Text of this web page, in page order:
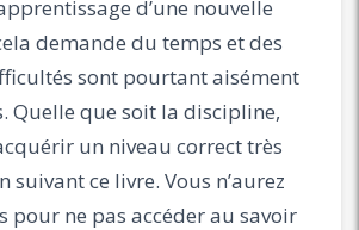
d’une nouvelle
demande du temps et des
sont pourtant aisément
Quelle que soit la discipline,
un niveau correct très
suivant ce livre. Vous n’aurez
pour ne pas accéder au savoir